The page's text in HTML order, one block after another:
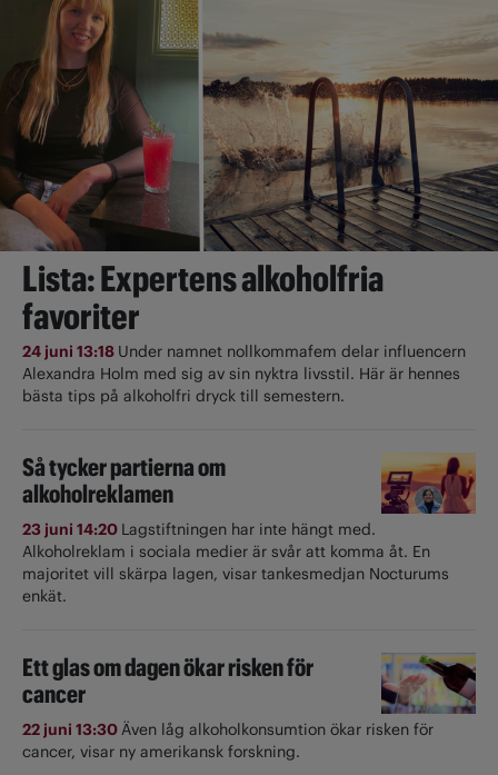
Lista: Expertens alkoholfria
favoriter
24 juni 13:18 Under namnet nollkommafem delar influencern
Alexandra Holm med sig av sin nyktra livsstil. Här är hennes
bästa tips på alkoholfri dryck till semestern.
Så tycker partierna om
alkoholreklamen
23 juni 14:20 Lagstiftningen har inte hängt med.
Alkoholreklam i sociala medier är svår att komma åt. En
majoritet vill skärpa lagen, visar tankesmedjan Nocturums
enkät.
Ett glas om dagen ökar risken för
cancer
22 juni 13:30Även låg alkoholkonsumtion ökar risken för
cancer, visar ny amerikansk forskning.